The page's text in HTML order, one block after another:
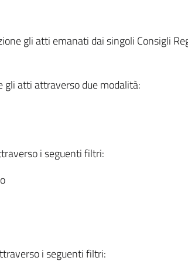
gli atti emanati dai singoli Consigli
gli atti attraverso due modalità:
i seguenti filtri:
i seguenti filtri: